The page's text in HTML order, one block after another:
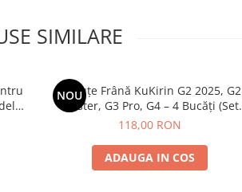
SIMILARE
NOU
Plăcuțe Frână KuKirin G2 2025, G2
Master, G3 Pro, G4 – 4 Bucăți (Set
118,00 RON
ADAUGA IN COS